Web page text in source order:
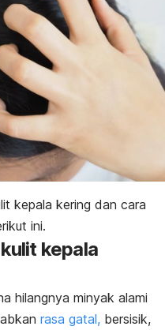
kepala kering dan cara
ini.
kepala
hilangnya minyak alami
rasa gatal, bersisik,